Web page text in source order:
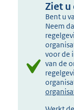
Ziet u
Bent u
Neem
voor de
van de